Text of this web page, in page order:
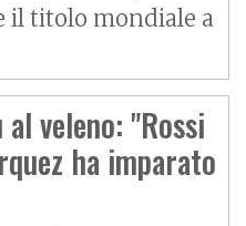
il titolo mondiale a
veleno: "Rossi
ha imparato